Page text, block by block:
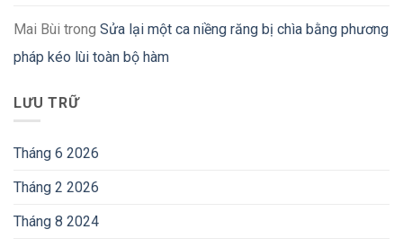
Mai Bùi trong Sửa lại một ca niềng răng bị chìa bằng phương
pháp kéo lùi toàn bộ hàm
LƯU TRỮ
Tháng 6 2026
Tháng 2 2026
Tháng 8 2024